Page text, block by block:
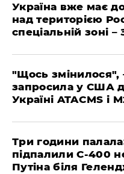
Україна вже має
над територією
спеціальній зоні –
"Щось змінилося",
запросила у США
Україні ATACMS і
Три години
підпалили С-400
Путіна біля